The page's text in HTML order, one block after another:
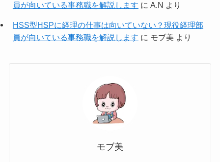
員が向いている事務職を解説します に A.N より
HSS型HSPに経理の仕事は向いていない？現役経理部
員が向いている事務職を解説します に モブ美 より
モブ美